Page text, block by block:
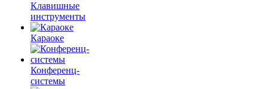
Клавишные
инструменты
Караоке
Конференц-
системы